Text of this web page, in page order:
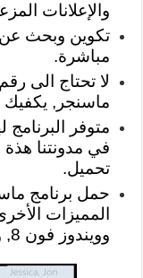
والإعلانات
تكوين وبحث
مباشرة.
لا تحتاج الى
ماسنجر,
متوفر البرنامج
في مدونتنا
تحميل.
حمل برنامج
وويندوز فون 8, وويندوز فون 8.1.